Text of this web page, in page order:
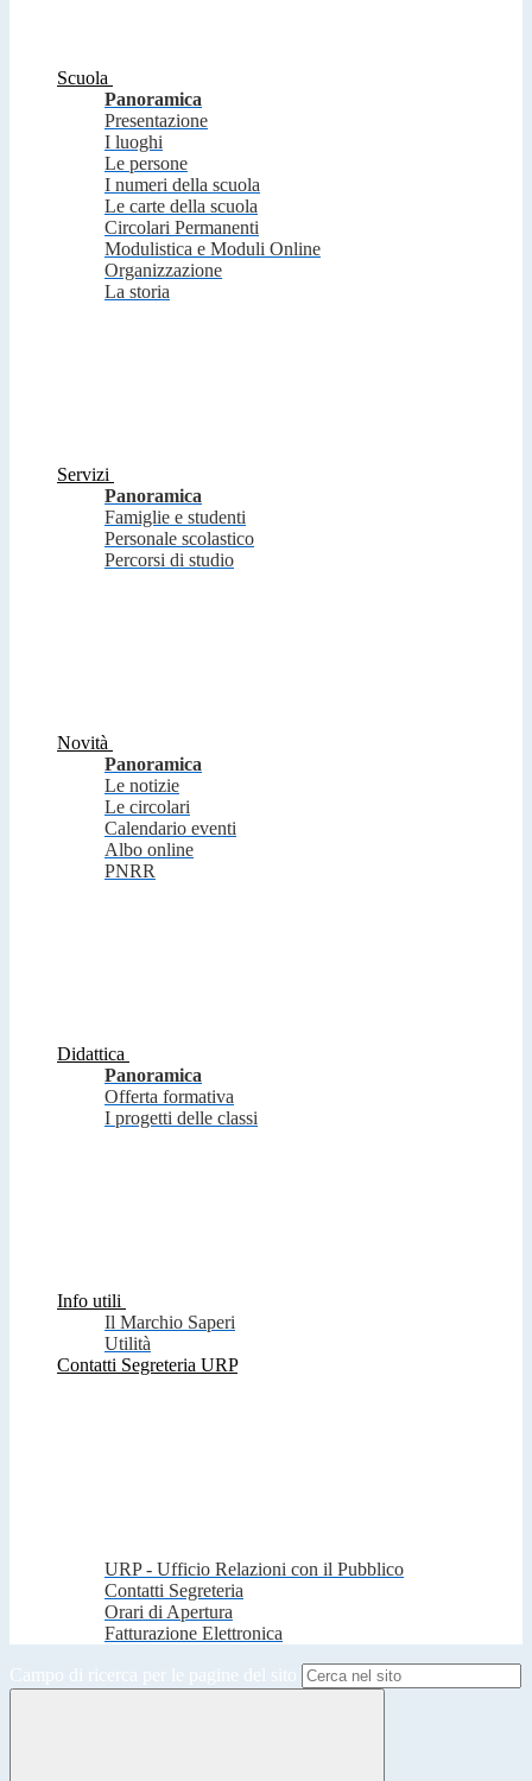
Scuola
Panoramica
Presentazione
I luoghi
Le persone
I numeri della scuola
Le carte della scuola
Circolari Permanenti
Modulistica e Moduli Online
Organizzazione
La storia
Servizi
Panoramica
Famiglie e studenti
Personale scolastico
Percorsi di studio
Novità
Panoramica
Le notizie
Le circolari
Calendario eventi
Albo online
PNRR
Didattica
Panoramica
Offerta formativa
I progetti delle classi
Info utili
Il Marchio Saperi
Utilità
Contatti Segreteria URP
URP - Ufficio Relazioni con il Pubblico
Contatti Segreteria
Orari di Apertura
Fatturazione Elettronica
Campo di ricerca per le pagine del sito